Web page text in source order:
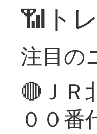
📶ト
注目の
🔴ＪＲ
００番